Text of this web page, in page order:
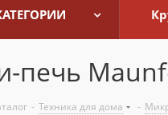
печь
- Техника для дома -